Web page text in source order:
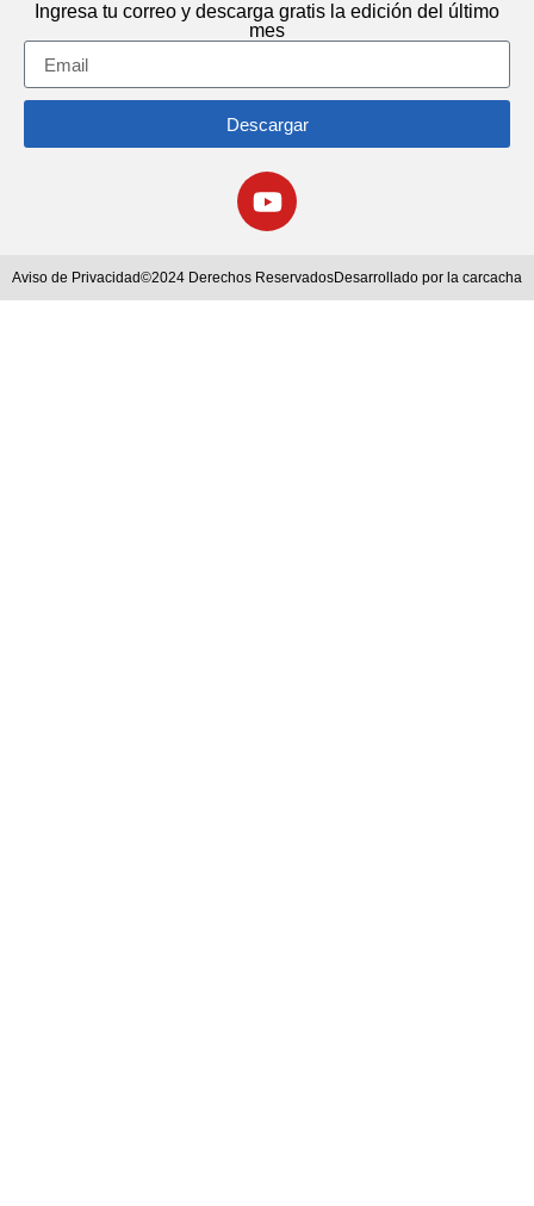
Ingresa tu correo y descarga gratis la edición del último
mes
Descargar
Aviso de Privacidad©2024 Derechos ReservadosDesarrollado por la carcacha